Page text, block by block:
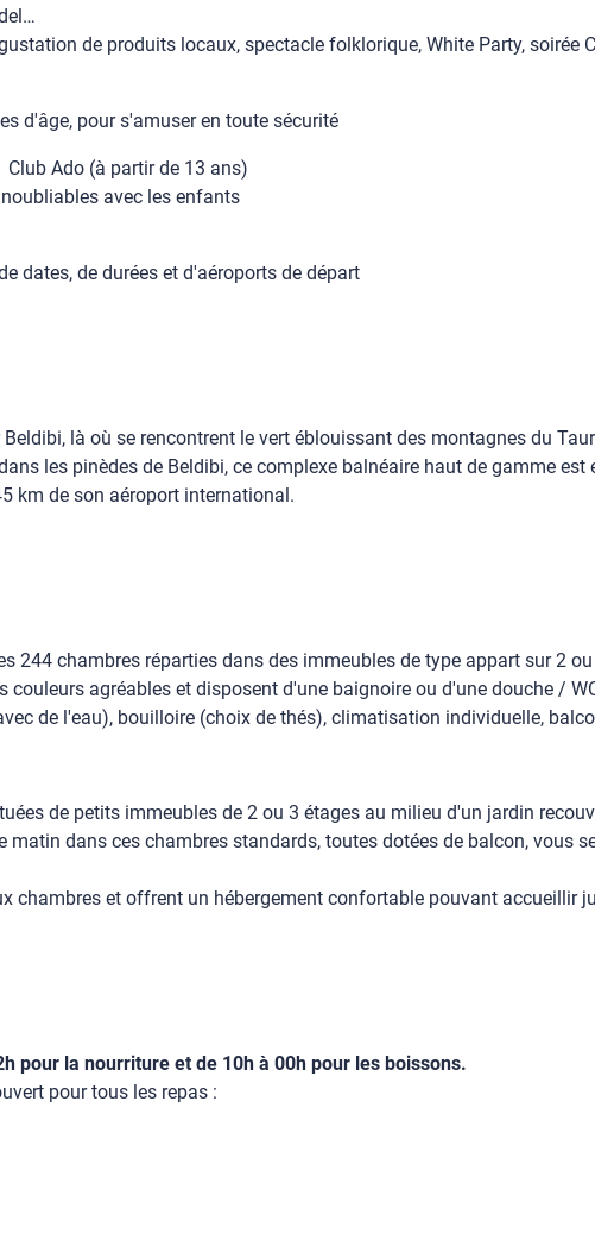
de produits locaux, spectacle folklorique, White Party, soirée
d'âge, pour s'amuser en toute sécurité
Ado (à partir de 13 ans)
avec les enfants
dates, de durées et d'aéroports de départ
là où se rencontrent le vert éblouissant des montagnes du
les pinèdes de Beldibi, ce complexe balnéaire haut de gamme
km de son aéroport international.
244 chambres réparties dans des immeubles de type appart sur 2
agréables et disposent d'une baignoire ou d'une douche /
de l'eau), bouilloire (choix de thés), climatisation individuelle,
de petits immeubles de 2 ou 3 étages au milieu d'un jardin
dans ces chambres standards, toutes dotées de balcon, vous
chambres et offrent un hébergement confortable pouvant accueillir
pour la nourriture et de 10h à 00h pour les boissons.
pour tous les repas :